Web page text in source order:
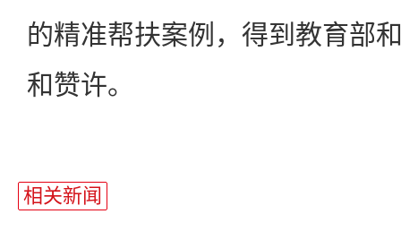
的精准帮扶案例，得到教育部
和赞许。
相关新闻